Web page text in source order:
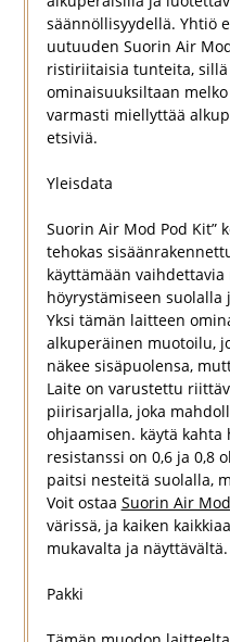
säännöllisyydellä. Yhtiö
uutuuden Suorin Air
ristiriitaisia tunteita,
ominaisuuksiltaan
varmasti miellyttää
etsiviä.
Yleisdata
Suorin Air Mod Pod Kit”
tehokas
käyttämään
höyrystämiseen
Yksi tämän laitteen
alkuperäinen muotoilu,
näkee sisäpuolensa,
Laite on varustettu
piirisarjalla, joka
ohjaamisen. käytä kahta
resistanssi on 0,6 ja 0,8
paitsi nesteitä suolalla,
Voit ostaa Suorin Air Mod
värissä, ja kaiken
mukavalta ja näyttävältä.
Pakki